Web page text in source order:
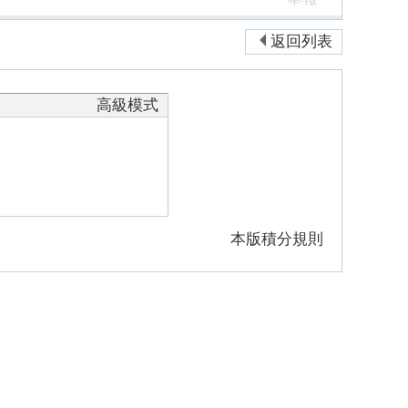
返回列表
高級模式
本版積分規則